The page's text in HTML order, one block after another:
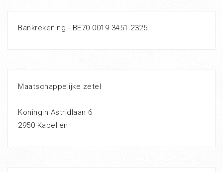
Bankrekening - BE70 0019 3451 2325
Maatschappelijke zetel
Koningin Astridlaan 6
2950 Kapellen